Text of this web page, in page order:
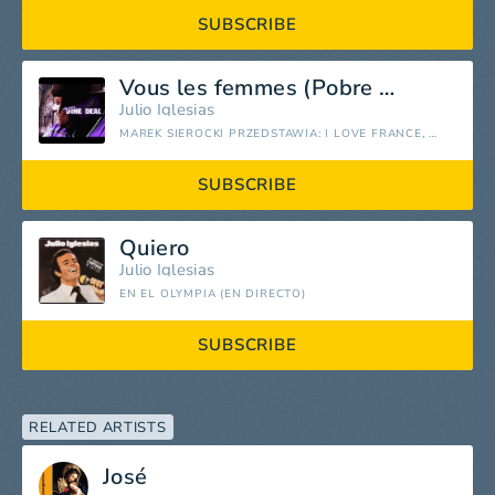
SUBSCRIBE
Vous les femmes (Pobre Diablo)
Julio Iglesias
MAREK SIEROCKI PRZEDSTAWIA: I LOVE FRANCE, VOL. 2
SUBSCRIBE
Quiero
Julio Iglesias
EN EL OLYMPIA (EN DIRECTO)
SUBSCRIBE
RELATED ARTISTS
José